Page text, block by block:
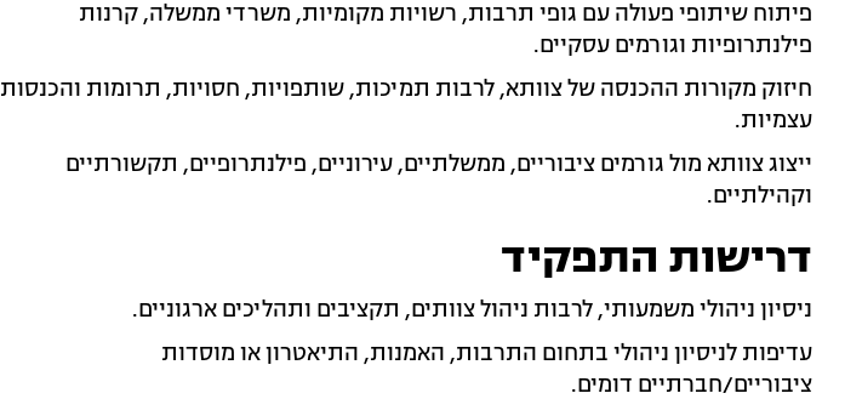
פיתוח שיתופי פעולה עם גופי תרבות, רשויות מקומיות, משרדי ממשלה, קרנות
פילנתרופיות וגורמים עסקיים.
חיזוק מקורות ההכנסה של צוותא, לרבות תמיכות, שותפויות, חסויות, תרומות והכנסות
עצמיות.
ייצוג צוותא מול גורמים ציבוריים, ממשלתיים, עירוניים, פילנתרופיים, תקשורתיים
וקהילתיים.
דרישות התפקיד
ניסיון ניהולי משמעותי, לרבות ניהול צוותים, תקציבים ותהליכים ארגוניים.
עדיפות לניסיון ניהולי בתחום התרבות, האמנות, התיאטרון או מוסדות
ציבוריים/חברתיים דומים.